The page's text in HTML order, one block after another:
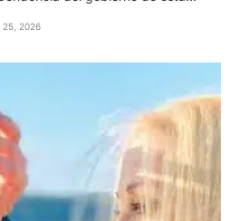
25, 2026